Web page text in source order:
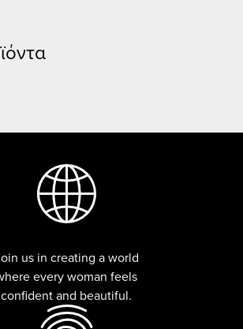
us in creating a world
every woman feels
confident and beautiful.